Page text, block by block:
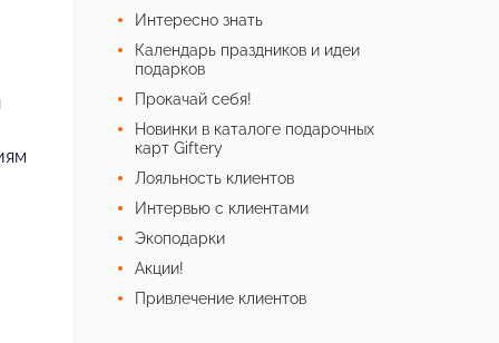
Интересно знать
Календарь праздников и идеи
подарков
Прокачай себя!
Новинки в каталоге подарочных
карт Giftery
Лояльность клиентов
Интервью с клиентами
Экоподарки
Акции!
Привлечение клиентов